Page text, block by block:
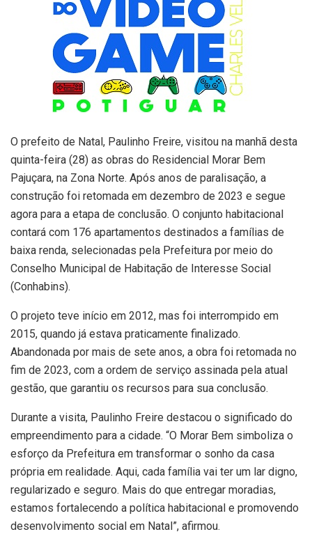
O prefeito de Natal, Paulinho Freire, visitou na manhã desta
quinta-feira (28) as obras do Residencial Morar Bem
Pajuçara, na Zona Norte. Após anos de paralisação, a
construção foi retomada em dezembro de 2023 e segue
agora para a etapa de conclusão. O conjunto habitacional
contará com 176 apartamentos destinados a famílias de
baixa renda, selecionadas pela Prefeitura por meio do
Conselho Municipal de Habitação de Interesse Social
(Conhabins).
O projeto teve início em 2012, mas foi interrompido em
2015, quando já estava praticamente finalizado.
Abandonada por mais de sete anos, a obra foi retomada no
fim de 2023, com a ordem de serviço assinada pela atual
gestão, que garantiu os recursos para sua conclusão.
Durante a visita, Paulinho Freire destacou o significado do
empreendimento para a cidade. “O Morar Bem simboliza o
esforço da Prefeitura em transformar o sonho da casa
própria em realidade. Aqui, cada família vai ter um lar digno,
regularizado e seguro. Mais do que entregar moradias,
estamos fortalecendo a política habitacional e promovendo
desenvolvimento social em Natal”, afirmou.